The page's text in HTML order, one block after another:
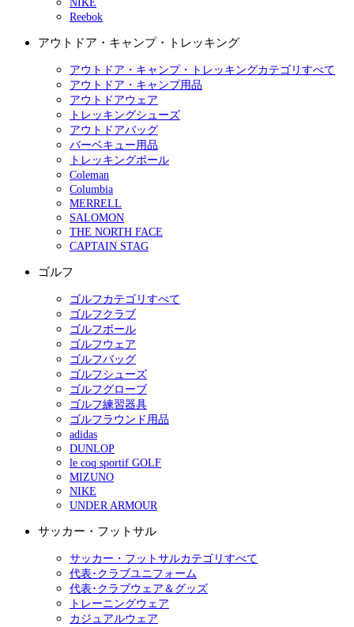
NIKE
Reebok
アウトドア・キャンプ・トレッキング
アウトドア・キャンプ・トレッキングカテゴリすべて
アウトドア・キャンプ用品
アウトドアウェア
トレッキングシューズ
アウトドアバッグ
バーベキュー用品
トレッキングポール
Coleman
Columbia
MERRELL
SALOMON
THE NORTH FACE
CAPTAIN STAG
ゴルフ
ゴルフカテゴリすべて
ゴルフクラブ
ゴルフボール
ゴルフウェア
ゴルフバッグ
ゴルフシューズ
ゴルフグローブ
ゴルフ練習器具
ゴルフラウンド用品
adidas
DUNLOP
le coq sportif GOLF
MIZUNO
NIKE
UNDER ARMOUR
サッカー・フットサル
サッカー・フットサルカテゴリすべて
代表･クラブユニフォーム
代表･クラブウェア＆グッズ
トレーニングウェア
カジュアルウェア